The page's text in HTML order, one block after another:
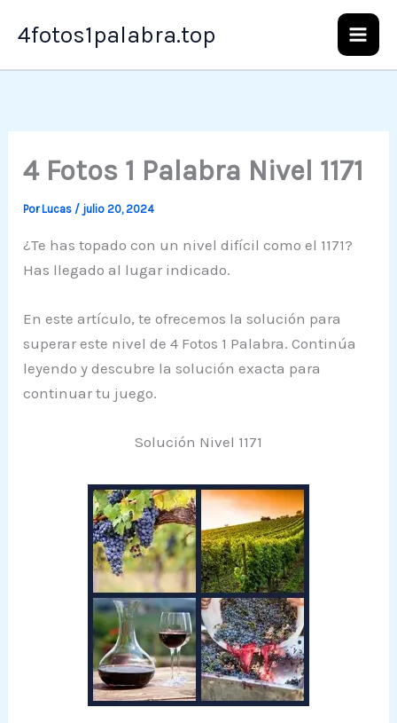
4fotos1palabra.top
4 Fotos 1 Palabra Nivel 1171
PorLucas / julio 20, 2024
¿Te has topado con un nivel difícil como el 1171?
Has llegado al lugar indicado.
En este artículo, te ofrecemos la solución para
superar este nivel de 4 Fotos 1 Palabra. Continúa
leyendo y descubre la solución exacta para
continuar tu juego.
Solución Nivel 1171